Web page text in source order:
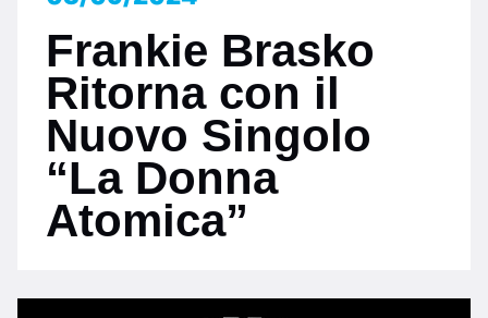
Frankie Brasko
Ritorna con il
Nuovo Singolo
“La Donna
Atomica”